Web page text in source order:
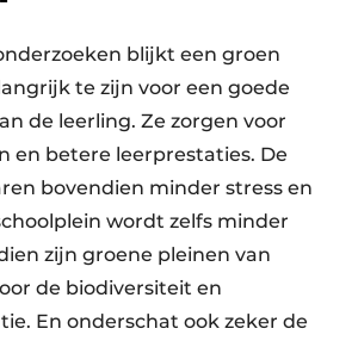
blijkt een groen
te zijn voor een goede
de leerling. Ze zorgen voor
en betere leerprestaties. De
bovendien minder stress en
wordt zelfs minder
zijn groene pleinen van
de biodiversiteit en
En onderschat ook zeker de